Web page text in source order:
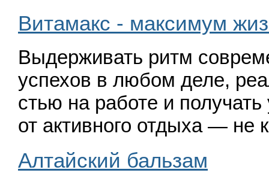
Витамакс - максимум
Выдерживать ритм
успехов в любом деле,
стью на работе и получать
от активного отдыха — не
Алтайский бальзам